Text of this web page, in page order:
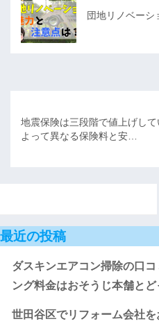
団地リノベーシ
地震保険は三段階で値上げして
よって異なる保険料と安…
最近の投稿
ダスキンエアコン掃除の口
ング料金はおそうじ本舗とど
世田谷区でリフォーム会社